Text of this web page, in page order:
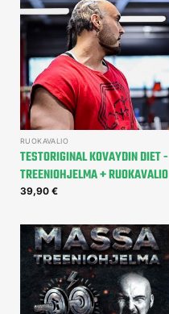
RUOKAVALIO
TESTORIGINAL KOVAYDIN DIET -
TREENIOHJELMA + RUOKAVALIO
39,90 €